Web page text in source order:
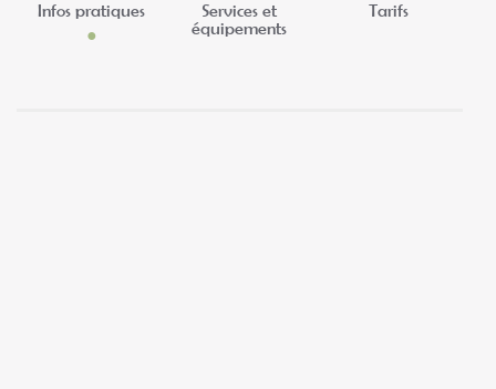
Infos pratiques
Services et
équipements
Tarifs